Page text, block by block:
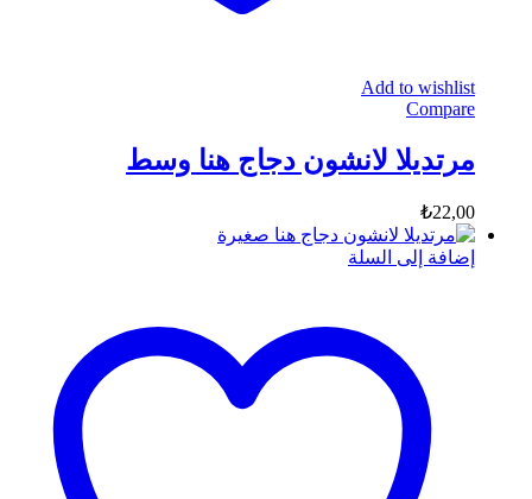
Add to wishlist
Compare
مرتديلا لانشون دجاج هنا وسط
₺22,00
إضافة إلى السلة